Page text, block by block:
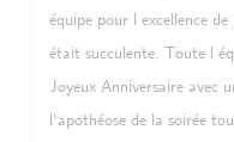
équipe pour l excellence
était succulente. Toute l
Joyeux Anniversaire avec
l'apothéose de la soirée